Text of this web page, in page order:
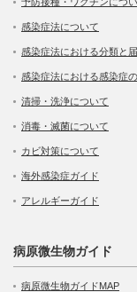
感染症法について
感染症法における分類と
感染症法における感染症
清掃・洗浄について
消毒・滅菌について
カビ対策について
海外感染症ガイド
アレルギーガイド
病原微生物ガイド
病原微生物ガイドMAP